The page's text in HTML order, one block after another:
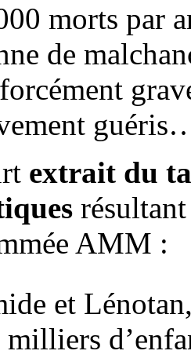
morts par
de
extrait du
AMM :
et
milliers